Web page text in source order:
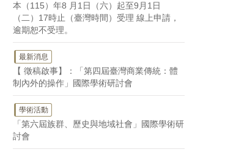
本（115）年8 月1日（六）起至9月1日
（二）17時止（臺灣時間）受理 線上申請，
逾期恕不受理。
最新消息
【 徵稿啟事】：「第四屆臺灣商業傳統：體
制內外的操作」國際學術研討會
學術活動
「第六屆族群、歷史與地域社會」國際學術研
討會